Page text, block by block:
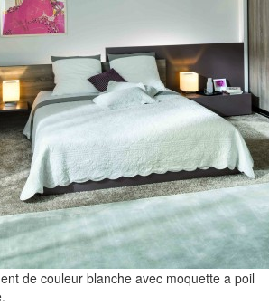
de couleur blanche avec moquette a poil